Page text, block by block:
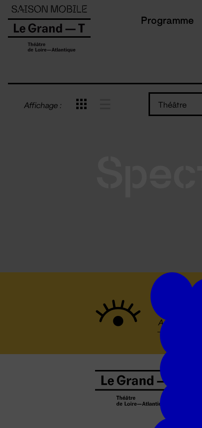
Programme
Affichage : Théâtre
Panneau de gestion des cookies